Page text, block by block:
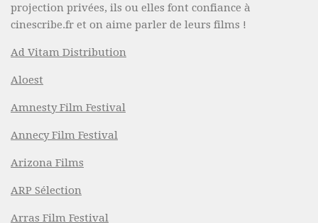
projection privées, ils ou elles font confiance à
cinescribe.fr et on aime parler de leurs films !
Ad Vitam Distribution
Aloest
Amnesty Film Festival
Annecy Film Festival
Arizona Films
ARP Sélection
Arras Film Festival